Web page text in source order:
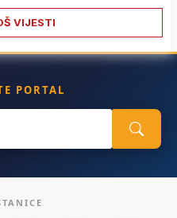
VIJESTI
PORTAL